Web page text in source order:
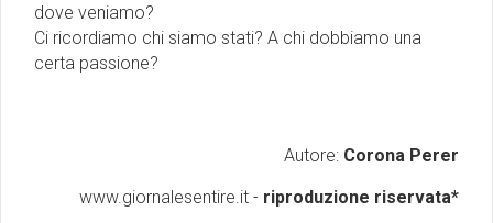
dove veniamo?
Ci ricordiamo chi siamo stati? A chi dobbiamo una
certa passione?
Autore: Corona Perer
www.giornalesentire.it - riproduzione riservata*